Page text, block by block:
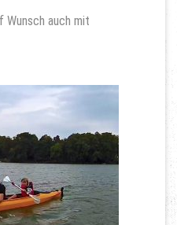
Wunsch auch mit